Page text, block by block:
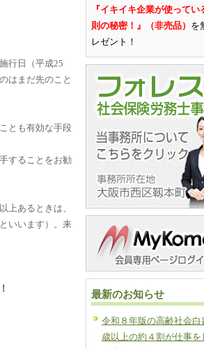
行日（平成25
はまだ先のこと
とも有効な手段
することをお勧
上あるときは、
いいます）。来
『イキイキ企業が使ってい
則の秘密！』（非売品） を
レゼント ！
最新のお知らせ
令和８年版の高齢社会
歳以上の約４割が仕事を